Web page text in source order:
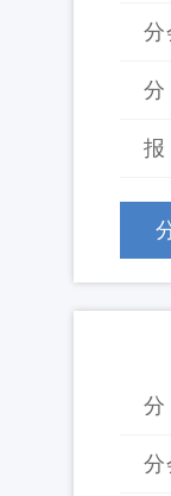
分
分